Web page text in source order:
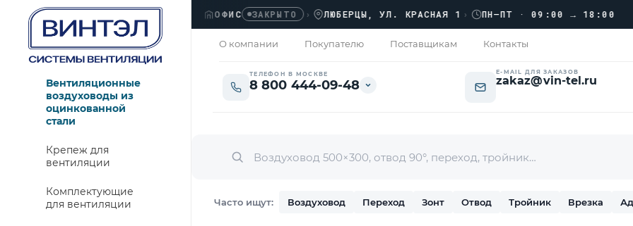
ОФИС ЗАКРЫТО › ЛЮБЕРЦЫ, УЛ. КРАСНАЯ 1› ПН–ПТ · 09:00 → 18:00
О компании Покупателю Поставщикам Контакты
ТЕЛЕФОН В МОСКВЕ
8 800 444-09-48
E-MAIL ДЛЯ ЗАКАЗОВ
zakaz@vin-tel.ru
Часто ищут: Воздуховод Переход Зонт Отвод Тройник Врезка
Вентиляционные
воздуховоды из
оцинкованной
стали
Крепеж для
вентиляции
Комплектующие
для вентиляции